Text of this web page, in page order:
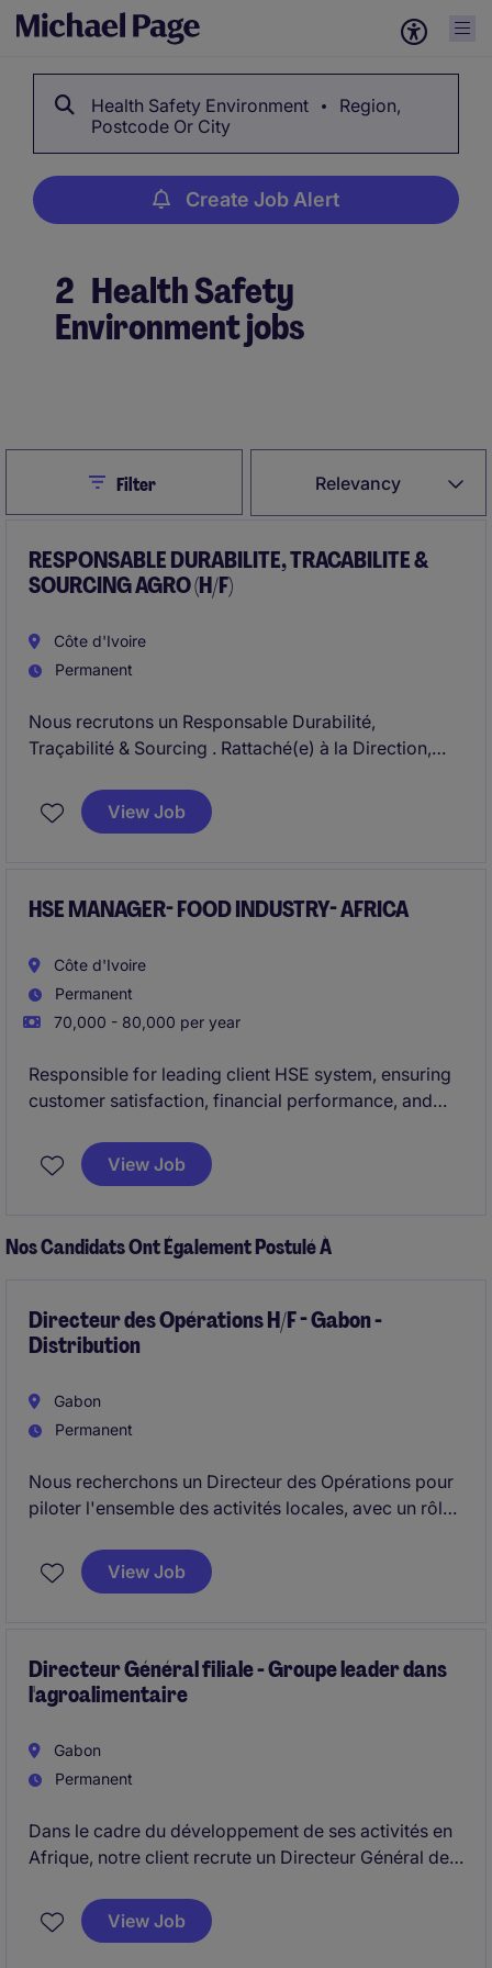
Health Safety Environment
Region,
Postcode Or City
Create Job Alert
2 Health Safety
Environment jobs
Relevancy
CloseFilter
RESPONSABLE DURABILITE, TRACABILITE &
SOURCING AGRO (H/F)
Côte d'Ivoire
Permanent
Nous recrutons un Responsable Durabilité,
Traçabilité & Sourcing . Rattaché(e) à la Direction,
de traçabilité et de conformité réglementaire sur
l'ensemble de la chaîne d'approvisionnement .Vous
répondre aux exigences des clients, des
View Job
HSE MANAGER- FOOD INDUSTRY- AFRICA
Côte d'Ivoire
Permanent
70,000 - 80,000 per year
Responsible for leading client HSE system, ensuring
customer satisfaction, financial performance, and
(EHS) standards. This role drives continuous
improvement, defect reduction, and elevate overall
View Job
Nos Candidats Ont Également Postulé À
Directeur des Opérations H/F - Gabon -
Distribution
Gabon
Permanent
Nous recherchons un Directeur des Opérations pour
piloter l'ensemble des activités locales, avec un rôle
pleine responsabilité du P&L.
View Job
Directeur Général filiale - Groupe leader dans
l'agroalimentaire
Gabon
Permanent
Dans le cadre du développement de ses activités en
Afrique, notre client recrute un Directeur Général de
développer les opérations locales. L'objectif est
d'assurer la performance stratégique, financière et
View Job